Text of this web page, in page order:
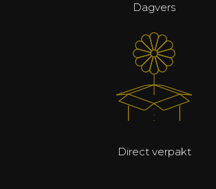
Dagvers
Direct verpakt